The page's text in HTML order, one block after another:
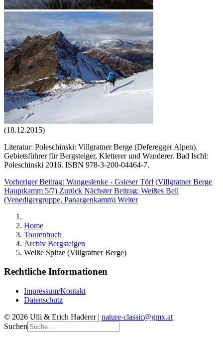
(18.12.2015)
Literatur: Poleschinski: Villgratner Berge (Deferegger Alpen).
Gebietsführer für Bergsteiger, Kletterer und Wanderer. Bad Ischl:
Poleschinski 2016. ISBN 978-3-200-04464-7.
Vorheriger Beitrag: Wangeslenke - Gsieser Törl (Villgratner Berge
Hauptkamm 5/7) Zurück Nächster Beitrag: Weißes Beil
(Venedigergruppe, Panargenkamm) Weiter
Home
Tourenbuch
Archiv Bergsteigen
Weiße Spitze (Villgratner Berge)
Rechtliche Informationen
Impressum/Kontakt
Datenschutz
© 2026 Ulli & Erich Haderer | nature-classic@gmx.at
Suchen